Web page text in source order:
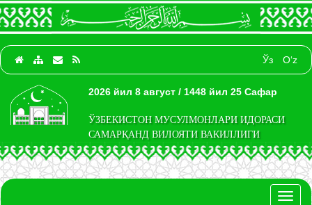
Ўз O‘z
2026 йил 8 август / 1448 йил 25 Сафар
ЎЗБЕКИСТОН МУСУЛМОНЛАРИ ИДОРАСИ
САМАРҚАНД ВИЛОЯТИ ВАКИЛЛИГИ